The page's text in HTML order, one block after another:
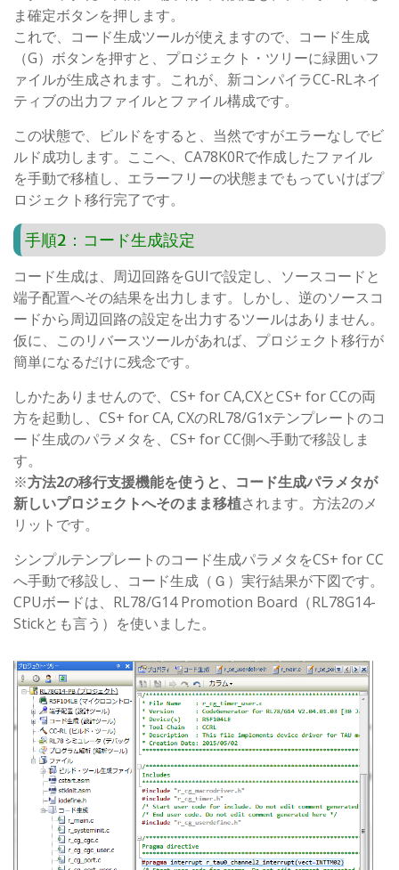
ま確定ボタンを押します。
これで、コード生成ツールが使えますので、コード生成
（G）ボタンを押すと、プロジェクト・ツリーに緑囲いフ
ァイルが生成されます。これが、新コンパイラCC-RLネイ
ティブの出力ファイルとファイル構成です。
この状態で、ビルドをすると、当然ですがエラーなしでビ
ルド成功します。ここへ、CA78K0Rで作成したファイル
を手動で移植し、エラーフリーの状態までもっていけばプ
ロジェクト移行完了です。
手順2：コード生成設定
コード生成は、周辺回路をGUIで設定し、ソースコードと
端子配置へその結果を出力します。しかし、逆のソースコ
ードから周辺回路の設定を出力するツールはありません。
仮に、このリバースツールがあれば、プロジェクト移行が
簡単になるだけに残念です。
しかたありませんので、CS+ for CA,CXとCS+ for CCの両
方を起動し、CS+ for CA, CXのRL78/G1xテンプレートのコ
ード生成のパラメタを、CS+ for CC側へ手動で移設しま
す。
※方法2の移行支援機能を使うと、コード生成パラメタが
新しいプロジェクトへそのまま移植されます。方法2のメ
リットです。
シンプルテンプレートのコード生成パラメタをCS+ for CC
へ手動で移設し、コード生成（Ｇ）実行結果が下図です。
CPUボードは、RL78/G14 Promotion Board（RL78G14-
Stickとも言う）を使いました。